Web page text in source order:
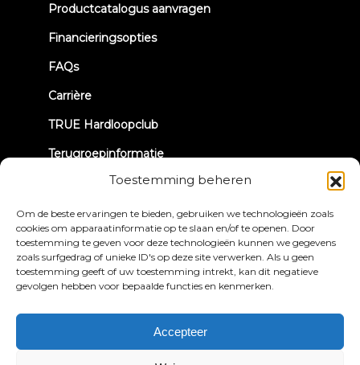
Toestemming beheren
Om de beste ervaringen te bieden, gebruiken we technologieën zoals
cookies om apparaatinformatie op te slaan en/of te openen. Door
toestemming te geven voor deze technologieën kunnen we gegevens
zoals surfgedrag of unieke ID's op deze site verwerken. Als u geen
toestemming geeft of uw toestemming intrekt, kan dit negatieve
gevolgen hebben voor bepaalde functies en kenmerken.
Accepteer
new
Productcatalogus aanvragen
Financieringsopties
FAQs
Carrière
TRUE Hardloopclub
Terugroepinformatie
© 2026 True Fitness. All Rights Reserved
Privacybeleid
Algemene voorwaarden
Toegankelijkheidsverklaring